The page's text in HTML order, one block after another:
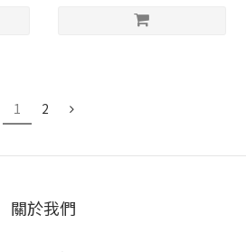
1 2
關於我們